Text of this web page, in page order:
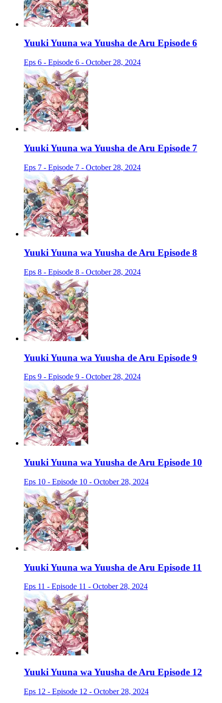
Yuuki Yuuna wa Yuusha de Aru Episode 6
Eps 6 - Episode 6 - October 28, 2024
Yuuki Yuuna wa Yuusha de Aru Episode 7
Eps 7 - Episode 7 - October 28, 2024
Yuuki Yuuna wa Yuusha de Aru Episode 8
Eps 8 - Episode 8 - October 28, 2024
Yuuki Yuuna wa Yuusha de Aru Episode 9
Eps 9 - Episode 9 - October 28, 2024
Yuuki Yuuna wa Yuusha de Aru Episode 10
Eps 10 - Episode 10 - October 28, 2024
Yuuki Yuuna wa Yuusha de Aru Episode 11
Eps 11 - Episode 11 - October 28, 2024
Yuuki Yuuna wa Yuusha de Aru Episode 12
Eps 12 - Episode 12 - October 28, 2024